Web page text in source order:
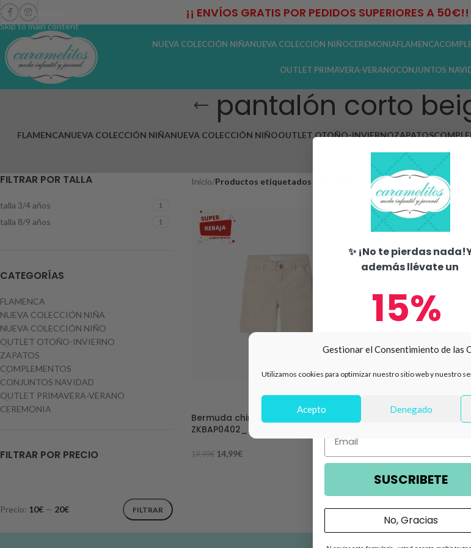
Gestionar el Consentimiento de las
Utilizamos cookies para optimizar nuestro sitio web y nuestro
Acepto Denegado
Skip to navigation
Skip to main content
¡¡ ENVÍOS GRATIS POR PEDIDOS SUPERIORES A 50€!!
NUEVA COLECCIÓN NIÑANUEVA COLECCIÓN NIÑOCEREMONIAFLAMENCA
OUTLET PRIMAVERA-VERANOCONJUNTOS
pantalón corto
FLAMENCANUEVA COLECCIÓN NIÑANUEVA COLECCIÓN NIÑOOUTLET OTOÑO-INVIERNOZAPATOS
CEREMONIA
FILTRAR POR TALLA
talla 3/4 años 1
talla 8/9 años 1
CATEGORÍAS
FLAMENCA
NUEVA COLECCIÓN NIÑA
NUEVA COLECCIÓN NIÑO
OUTLET OTOÑO-INVIERNO
ZAPATOS
COMPLEMENTOS
CONJUNTOS NAVIDAD
OUTLET PRIMAVERA-VERANO
CEREMONIA
FILTRAR POR PRECIO
FILTRAR
Precio: 10€ — 20€
Inicio/Productos etiquetados “pantalón corto beige niño”
Bermuda chino niño beige básica
ZKBAP0402_26030
19,99€ 14,99€
✨ ¡No te pierdas
además llévate un
15%
de descuento en tu
SUSCRIBETE
No, Gracias